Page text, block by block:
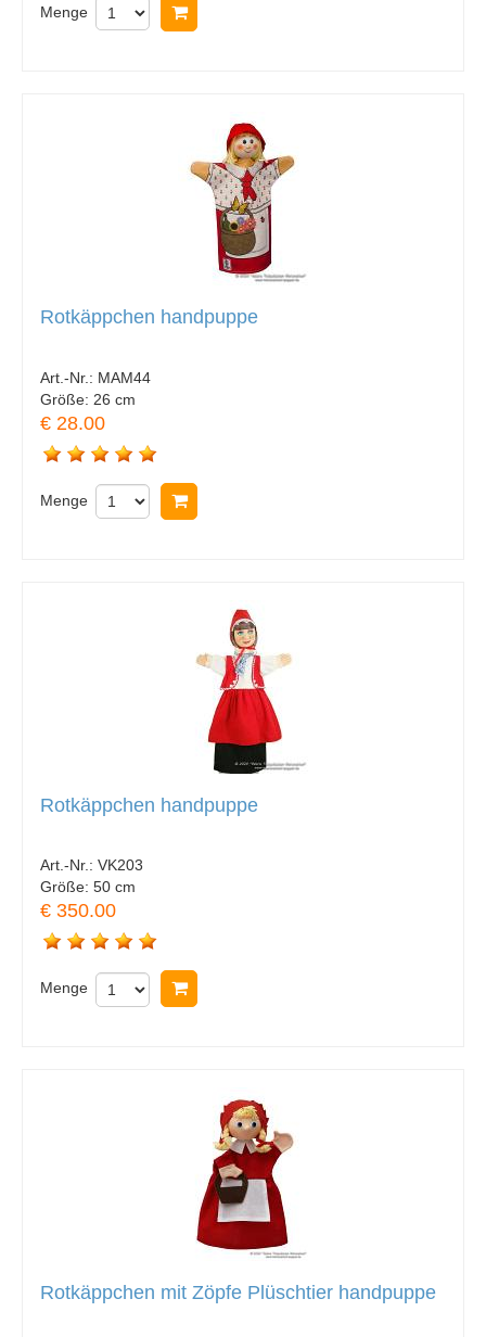
Menge
Rotkäppchen handpuppe
Art.-Nr.: MAM44
Größe: 26 cm
€ 28.00
Menge
Rotkäppchen handpuppe
Art.-Nr.: VK203
Größe: 50 cm
€ 350.00
Menge
Rotkäppchen mit Zöpfe Plüschtier handpuppe